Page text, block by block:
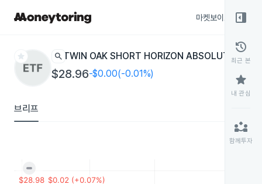
마켓보이스
star search TWIN OAK SHORT HORIZON ABSOLUTE
$28.96-$0.00(-0.01%)
브리프
right_panel_open
history
최근 본
star
내 관심
partner_exchange
함께투자